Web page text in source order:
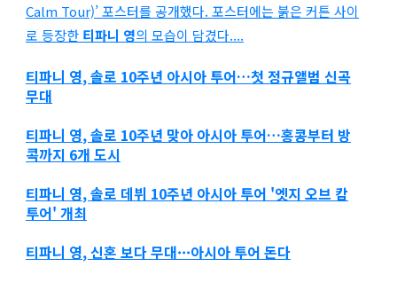
Calm Tour)’ 포스터를 공개했다. 포스터에는 붉은 커튼 사이
로 등장한 티파니 영의 모습이 담겼다....
티파니 영, 솔로 10주년 아시아 투어…첫 정규앨범 신곡
무대
티파니 영, 솔로 10주년 맞아 아시아 투어…홍콩부터 방
콕까지 6개 도시
티파니 영, 솔로 데뷔 10주년 아시아 투어 '엣지 오브 캄
투어' 개최
티파니 영, 신혼 보다 무대···아시아 투어 돈다